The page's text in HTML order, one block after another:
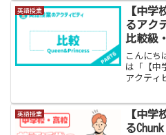
文法の
われる英
英語授業
【中学
るアク
比較級
こんにち
は「【中
アクティ
級（
英語授業
【中学
る